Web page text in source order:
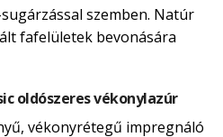
szemben. Natúr
fafelületek bevonására
oldószeres vékonylazúr
vékonyrétegű impregnáló